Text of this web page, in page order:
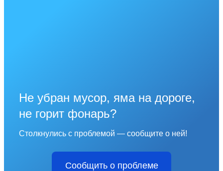
Не убран мусор, яма на дороге,
не горит фонарь?
Столкнулись с проблемой — сообщите о ней!
Сообщить о проблеме